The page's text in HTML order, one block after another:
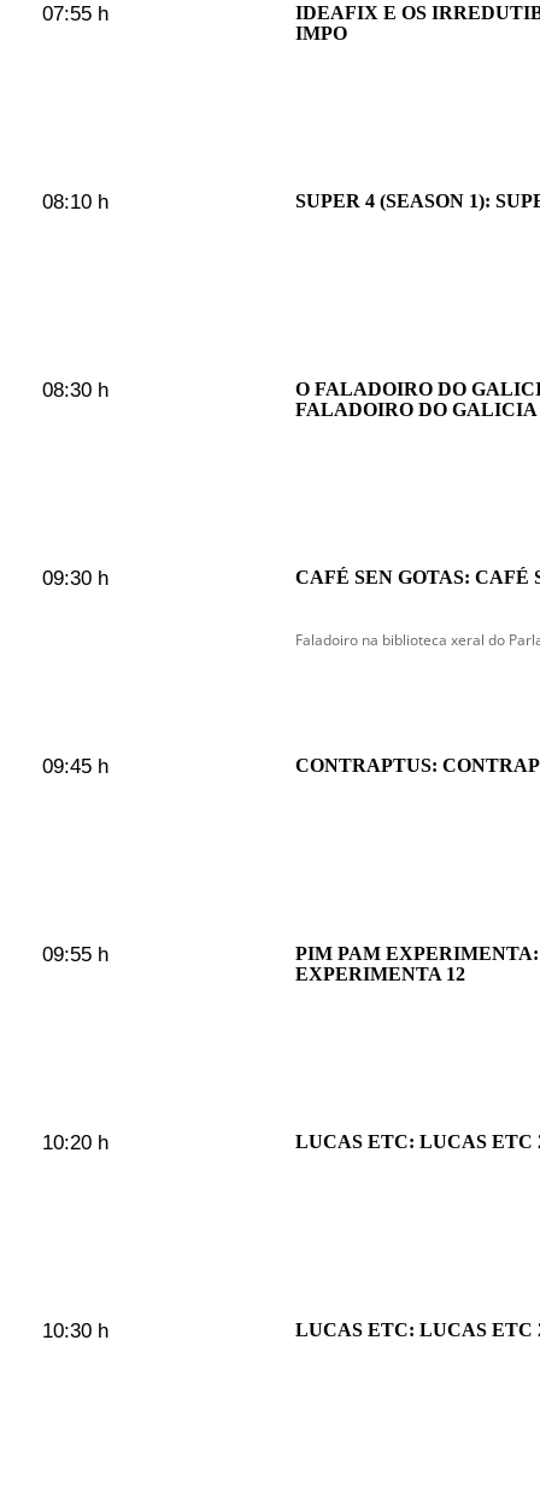
07:55 h
IDEAFIX E OS
IMPO
08:10 h SUPER 4 (SEASON 1):
08:30 h
O FALADOIRO DO
FALADOIRO DO GALICIA
09:30 h CAFÉ SEN GOTAS: CAFÉ
Faladoiro na biblioteca xeral do
09:45 h CONTRAPTUS:
09:55 h
PIM PAM
EXPERIMENTA 12
10:20 h LUCAS ETC: LUCAS ETC
10:30 h LUCAS ETC: LUCAS ETC